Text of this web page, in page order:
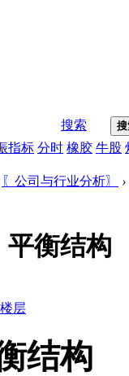
搜索
指标 分时 橡胶 牛股
〖公司与行业分析〗
›
平衡结构
层
结构